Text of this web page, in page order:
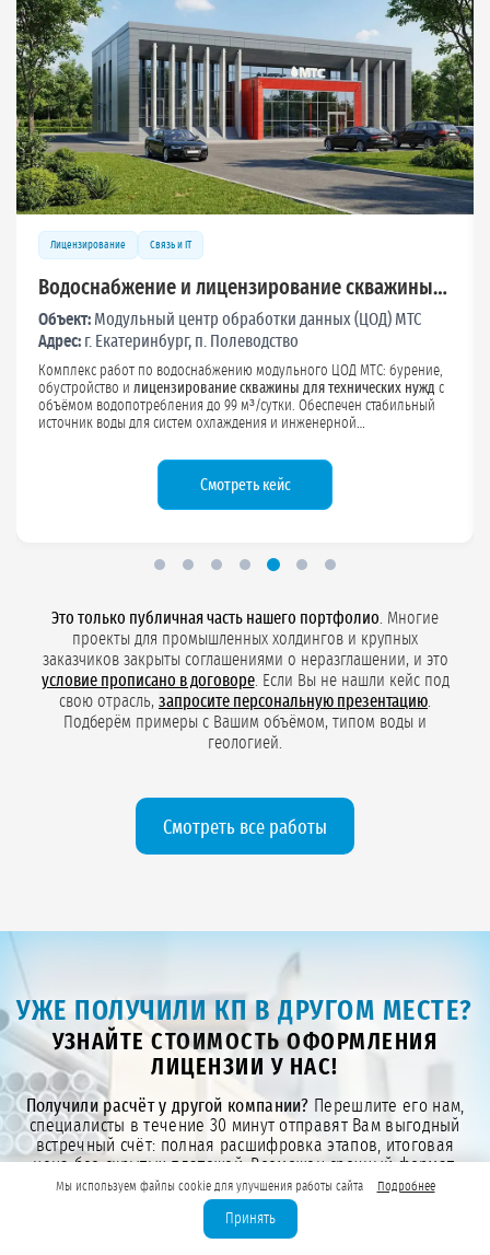
и лицензирование скважины
ЦОД «МТС»
центр обработки данных (ЦОД) МТС
п. Полеводство
водоснабжению модульного ЦОД МТС: бурение,
лицензирование скважины для технических нуждс
до 99 м³/сутки. Обеспечен стабильный
систем охлаждения и инженерной
Лицензия для
хозяйственно-
Объект:Линейно-
Оформление
водоснабжение
согласовали пакет
увязали условия лицензии с режимом работы объекта и
Это только публичная часть нашего портфолио. Многие
проекты для промышленных холдингов и крупных
заказчиков закрыты соглашениями о неразглашении, и это
условие прописано в договоре. Если Вы не нашли кейс под
свою отрасль, запросите персональную презентацию.
Подберём примеры с Вашим объёмом, типом воды и
геологией.
Смотреть все работы
УЖЕ ПОЛУЧИЛИ КП В ДРУГОМ МЕСТЕ?
УЗНАЙТЕ СТОИМОСТЬ ОФОРМЛЕНИЯ
ЛИЦЕНЗИИ У НАС!
Получили расчёт у другой компании? Перешлите его нам,
специалисты в течение 30 минут отправят Вам выгодный
встречный счёт: полная расшифровка этапов, итоговая
цена без скрытых платежей. Возможен срочный формат,
если намечается проверка.
Загрузите файл .pdf, .docx или .xlsx до 10 МБ
Мы используем файлы cookie для улучшения работы сайта Подробнее
Принять